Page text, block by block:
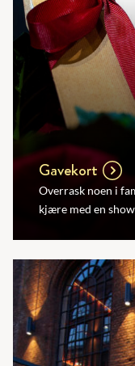
Gavekort
Overrask noen i
kjære med en